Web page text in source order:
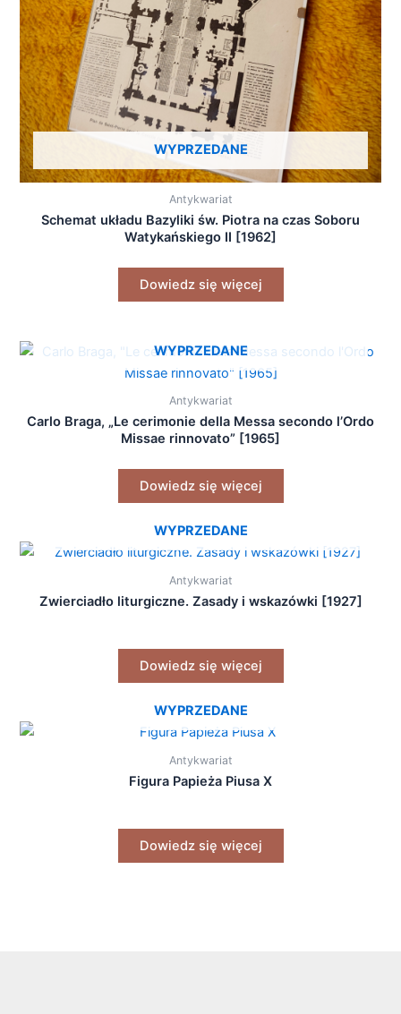
WYPRZEDANE
Antykwariat
Schemat układu Bazyliki św. Piotra na czas Soboru
Watykańskiego II [1962]
Dowiedz się więcej
WYPRZEDANE
Antykwariat
Carlo Braga, „Le cerimonie della Messa secondo l’Ordo
Missae rinnovato” [1965]
Dowiedz się więcej
WYPRZEDANE
Antykwariat
Zwierciadło liturgiczne. Zasady i wskazówki [1927]
Dowiedz się więcej
WYPRZEDANE
Antykwariat
Figura Papieża Piusa X
Dowiedz się więcej